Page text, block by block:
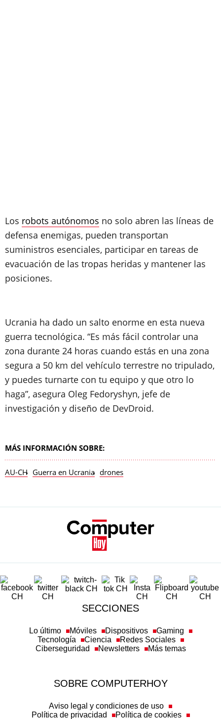
Los robots autónomos no solo abren las líneas de
defensa enemigas, pueden transportan
suministros esenciales, participar en tareas de
evacuación de las tropas heridas y mantener las
posiciones.
Ucrania ha dado un salto enorme en esta nueva
guerra tecnológica. “Es más fácil controlar una
zona durante 24 horas cuando estás en una zona
segura a 50 km del vehículo terrestre no tripulado,
y puedes turnarte con tu equipo y que otro lo
haga”, asegura Oleg Fedoryshyn, jefe de
investigación y diseño de DevDroid.
MÁS INFORMACIÓN SOBRE:
AU-CH Guerra en Ucrania drones
SECCIONES
Lo último Móviles Dispositivos
Gaming
Tecnología
Ciencia
Redes Sociales
Ciberseguridad
Newsletters Más temas
SOBRE COMPUTERHOY
Aviso legal y condiciones de uso
Política de privacidad
Política de cookies